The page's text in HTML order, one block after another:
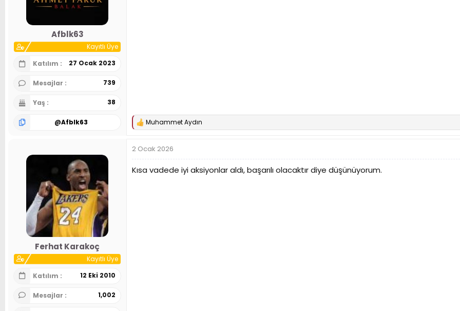
h
Afblk63
Kayıtlı Üye
Katılım
27 Ocak 2023
Mesajlar 739
Yaş 38
@Afblk63
T
k
i
l
e
Muhammet Aydın
Ferhat Karakoç
Kayıtlı Üye
Katılım
12 Eki 2010
Mesajlar 1,002
2 Ocak 2026
Kısa vadede iyi aksiyonlar aldı, başarılı olacaktır diye düşünüyorum.